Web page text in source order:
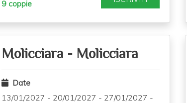
9 coppie
Molicciara - Molicciara
Date
13/01/2027 - 20/01/2027 - 27/01/2027 -